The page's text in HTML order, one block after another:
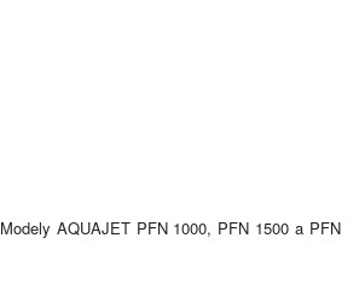
AQUAJET PFN 1000, PFN 1500 a PFN